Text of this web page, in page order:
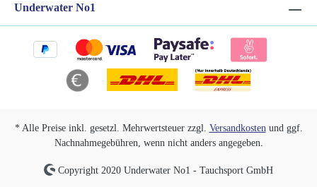
Underwater No1
* Alle Preise inkl. gesetzl. Mehrwertsteuer zzgl. Versandkosten und ggf.
Nachnahmegebühren, wenn nicht anders angegeben.
Copyright 2020 Underwater No1 - Tauchsport GmbH